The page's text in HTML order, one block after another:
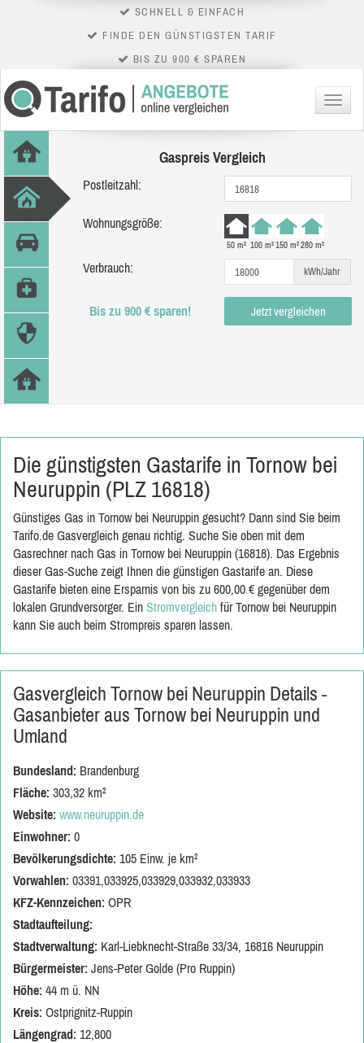
SCHNELL & EINFACH
FINDE DEN GÜNSTIGSTEN TARIF
BIS ZU 900 € SPAREN
Menü
Gaspreis Vergleich
Postleitzahl:
Wohnungsgröße:
50 m² 100 m²150 m²280 m²
Verbrauch: kWh/Jahr
Bis zu 900 € sparen! Jetzt vergleichen
Die günstigsten Gastarife in Tornow bei
Neuruppin (PLZ 16818)
Günstiges Gas in Tornow bei Neuruppin gesucht? Dann sind Sie beim
Tarifo.de Gasvergleich genau richtig. Suche Sie oben mit dem
Gasrechner nach Gas in Tornow bei Neuruppin (16818). Das Ergebnis
dieser Gas-Suche zeigt Ihnen die günstigen Gastarife an. Diese
Gastarife bieten eine Ersparnis von bis zu 600,00 € gegenüber dem
lokalen Grundversorger. Ein Stromvergleich für Tornow bei Neuruppin
kann Sie auch beim Strompreis sparen lassen.
Gasvergleich Tornow bei Neuruppin Details -
Gasanbieter aus Tornow bei Neuruppin und
Umland
Bundesland: Brandenburg
Fläche: 303,32 km²
Website: www.neuruppin.de
Einwohner: 0
Bevölkerungsdichte: 105 Einw. je km²
Vorwahlen: 03391,033925,033929,033932,033933
KFZ-Kennzeichen: OPR
Stadtaufteilung:
Stadtverwaltung: Karl-Liebknecht-Straße 33/34, 16816 Neuruppin
Bürgermeister: Jens-Peter Golde (Pro Ruppin)
Höhe: 44 m ü. NN
Kreis: Ostprignitz-Ruppin
Längengrad: 12,800